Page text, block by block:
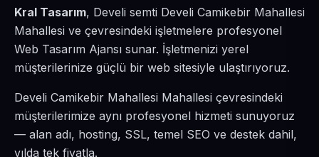
Kral Tasarım, Develi semti Develi Camikebir Mahallesi
Mahallesi ve çevresindeki işletmelere profesyonel
Web Tasarım Ajansı sunar. İşletmenizi yerel
müşterilerinize güçlü bir web sitesiyle ulaştırıyoruz.
Develi Camikebir Mahallesi Mahallesi çevresindeki
müşterilerimize aynı profesyonel hizmeti sunuyoruz
— alan adı, hosting, SSL, temel SEO ve destek dahil,
yılda tek fiyatla.